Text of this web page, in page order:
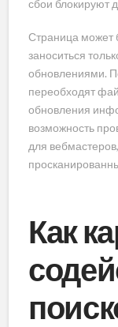
сбои блокируют
Страница может
заноситься
обновлениями.
переобходят
обновления
возможность
для
Как